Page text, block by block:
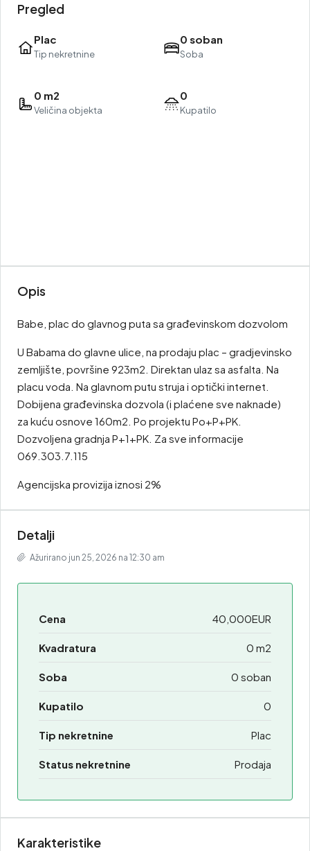
Pregled
Plac
Tip nekretnine
0 soban
Soba
0 m2
Veličina objekta
0
Kupatilo
Opis
Babe, plac do glavnog puta sa građevinskom dozvolom
U Babama do glavne ulice, na prodaju plac – gradjevinsko
zemljište, površine 923m2. Direktan ulaz sa asfalta. Na
placu voda. Na glavnom putu struja i optički internet.
Dobijena građevinska dozvola (i plaćene sve naknade)
za kuću osnove 160m2. Po projektu Po+P+PK.
Dozvoljena gradnja P+1+PK. Za sve informacije
069.303.7.115
Agencijska provizija iznosi 2%
Detalji
Ažurirano jun 25, 2026 na 12:30 am
Cena 40,000EUR
Kvadratura 0 m2
Soba 0 soban
Kupatilo 0
Tip nekretnine Plac
Status nekretnine Prodaja
Karakteristike